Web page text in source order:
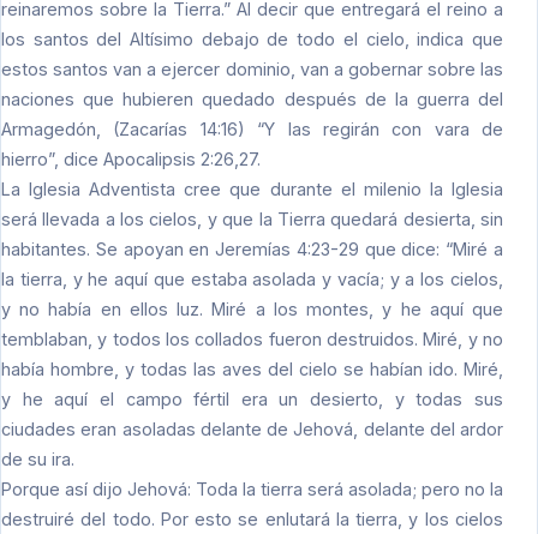
reinaremos sobre la Tierra.” Al decir que entregará el reino a
los santos del Altísimo debajo de todo el cielo, indica que
estos santos van a ejercer dominio, van a gobernar sobre las
naciones que hubieren quedado después de la guerra del
Armagedón, (Zacarías 14:16) “Y las regirán con vara de
hierro”, dice Apocalipsis 2:26,27.
La Iglesia Adventista cree que durante el milenio la Iglesia
será llevada a los cielos, y que la Tierra quedará desierta, sin
habitantes. Se apoyan en Jeremías 4:23-29 que dice: “Miré a
la tierra, y he aquí que estaba asolada y vacía; y a los cielos,
y no había en ellos luz. Miré a los montes, y he aquí que
temblaban, y todos los collados fueron destruidos. Miré, y no
había hombre, y todas las aves del cielo se habían ido. Miré,
y he aquí el campo fértil era un desierto, y todas sus
ciudades eran asoladas delante de Jehová, delante del ardor
de su ira.
Porque así dijo Jehová: Toda la tierra será asolada; pero no la
destruiré del todo. Por esto se enlutará la tierra, y los cielos